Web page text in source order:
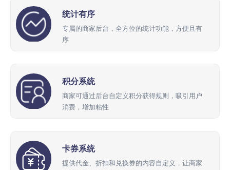
统计有序
专属的商家后台，全方位的统计功能，方便且有
序
积分系统
商家可通过后台自定义积分获得规则，吸引用户
消费，增加粘性
卡券系统
提供代金、折扣和兑换券的内容自定义，让商家